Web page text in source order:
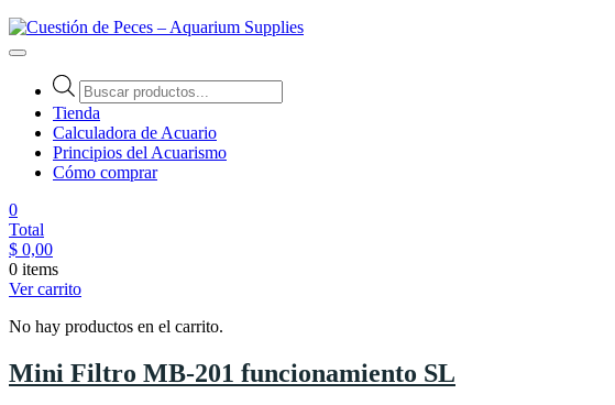
Tienda
Calculadora de Acuario
Principios del Acuarismo
Cómo comprar
0
Total
$ 0,00
0 items
Ver carrito
No hay productos en el carrito.
Mini Filtro MB-201 funcionamiento SL